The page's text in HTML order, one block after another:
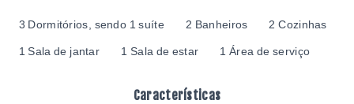
3 Dormitórios, sendo 1 suíte 2 Banheiros 2 Cozinhas
1 Sala de jantar 1 Sala de estar 1 Área de serviço
Características